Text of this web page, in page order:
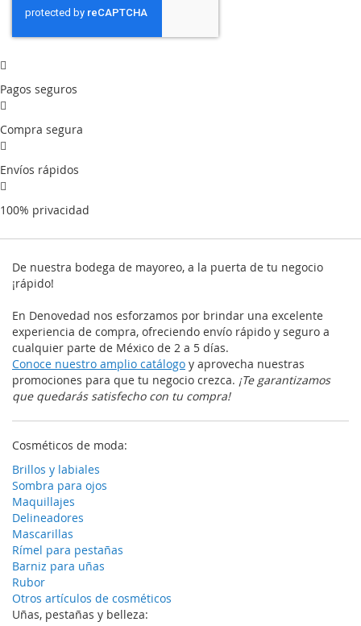
Pagos seguros
Compra segura
Envíos rápidos
100% privacidad
De nuestra bodega de mayoreo, a la puerta de tu negocio
¡rápido!
En Denovedad nos esforzamos por brindar una excelente
experiencia de compra, ofreciendo envío rápido y seguro a
cualquier parte de México de 2 a 5 días.
Conoce nuestro amplio catálogo y aprovecha nuestras
promociones para que tu negocio crezca. ¡Te garantizamos
que quedarás satisfecho con tu compra!
Cosméticos de moda:
Brillos y labiales
Sombra para ojos
Maquillajes
Delineadores
Mascarillas
Rímel para pestañas
Barniz para uñas
Rubor
Otros artículos de cosméticos
Uñas, pestañas y belleza: